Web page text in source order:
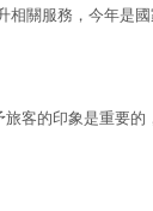
關服務，今年是國
客的印象是重要的